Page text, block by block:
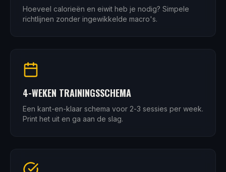
Hoeveel calorieën en eiwit heb je nodig? Simpele
richtlijnen zonder ingewikkelde macro's.
4-WEKEN TRAININGSSCHEMA
Een kant-en-klaar schema voor 2-3 sessies per week.
Print het uit en ga aan de slag.